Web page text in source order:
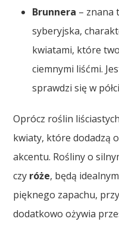
Brunnera – znana
syberyjska,
kwiatami, które
ciemnymi liśćmi.
sprawdzi się w
Oprócz roślin
kwiaty, które dodadzą
akcentu. Rośliny o
czy róże, będą
pięknego zapachu,
dodatkowo ożywia